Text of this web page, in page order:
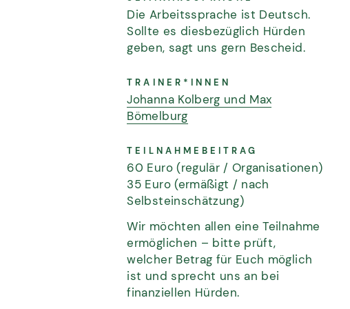
Die Arbeitssprache ist Deutsch.
Sollte es diesbezüglich Hürden
geben, sagt uns gern Bescheid.
TRAINER*INNEN
Johanna Kolberg und Max
Bömelburg
TEILNAHMEBEITRAG
60 Euro (regulär / Organisationen)
35 Euro (ermäßigt / nach
Selbsteinschätzung)
Wir möchten allen eine Teilnahme
ermöglichen – bitte prüft,
welcher Betrag für Euch möglich
ist und sprecht uns an bei
finanziellen Hürden.